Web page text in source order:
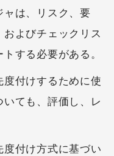
ャは、リスク、要
よびチェックリス
する必要がある。
付けするために使
ても、評価し、レ
付け方式に基づい